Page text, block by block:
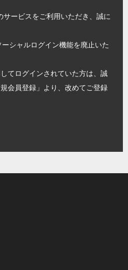
ービスをご利用いただき、誠に
シャルログイン機能を廃止いた
てログインされていた方は、誠
会員登録」より、改めてご登録